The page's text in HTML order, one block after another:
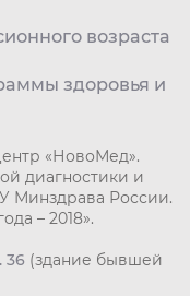
возраста
здоровья и
«НовоМед».
диагностики и
России.
– 2018».
36 (здание бывшей